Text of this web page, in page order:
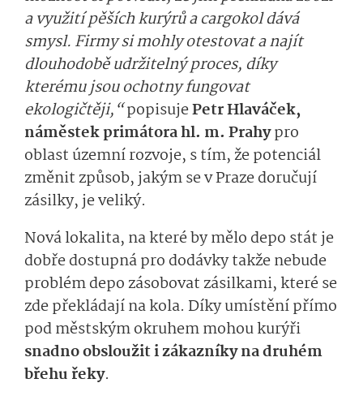
a využití pěších kurýrů a cargokol dává
smysl. Firmy si mohly otestovat a najít
dlouhodobě udržitelný proces, díky
kterému jsou ochotny fungovat
ekologičtěji,“popisujePetr Hlaváček,
náměstek primátora hl. m. Prahypro
oblast územní rozvoje, s tím, že potenciál
změnit způsob, jakým se v Praze doručují
zásilky, je veliký.
Nová lokalita, na které by mělo depo stát je
dobře dostupná pro dodávky takže nebude
problém depo zásobovat zásilkami, které se
zde překládají na kola. Díky umístění přímo
pod městským okruhem mohou kurýři
snadno obsloužit i zákazníky na druhém
břehu řeky.